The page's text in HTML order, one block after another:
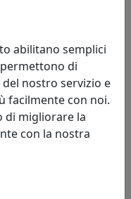
abilitano semplici
di
nostro servizio e
facilmente con noi.
di migliorare la
con la nostra